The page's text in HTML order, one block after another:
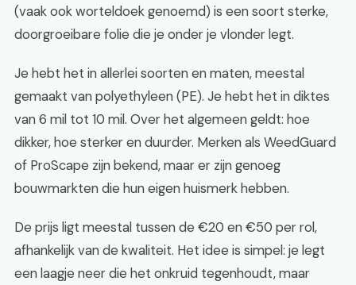
(vaak ook worteldoek genoemd) is een soort sterke,
doorgroeibare folie die je onder je vlonder legt.
Je hebt het in allerlei soorten en maten, meestal
gemaakt van polyethyleen (PE). Je hebt het in diktes
van 6 mil tot 10 mil. Over het algemeen geldt: hoe
dikker, hoe sterker en duurder. Merken als WeedGuard
of ProScape zijn bekend, maar er zijn genoeg
bouwmarkten die hun eigen huismerk hebben.
De prijs ligt meestal tussen de €20 en €50 per rol,
afhankelijk van de kwaliteit. Het idee is simpel: je legt
een laagje neer die het onkruid tegenhoudt, maar